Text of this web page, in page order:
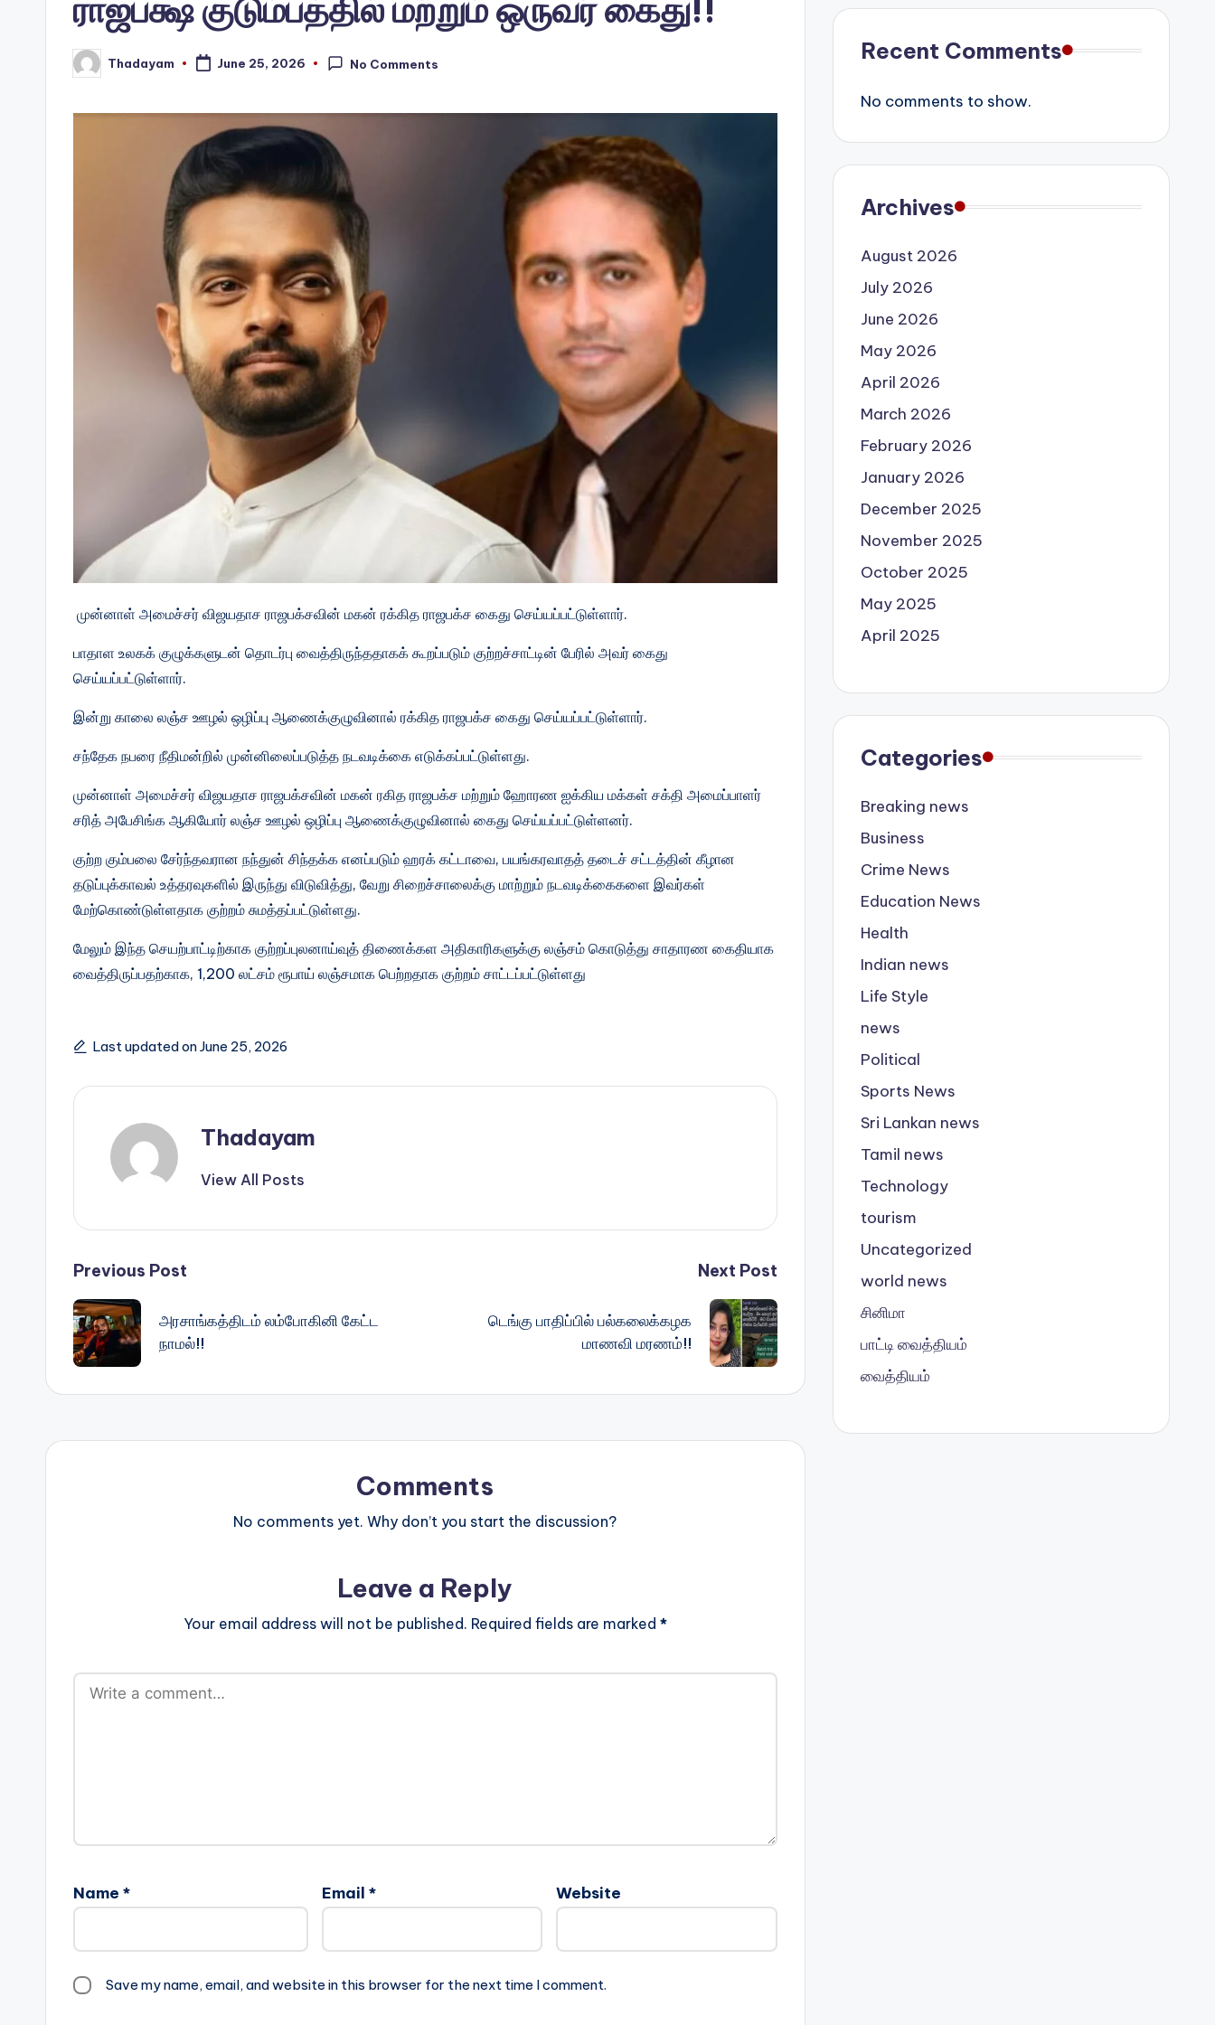
ராஜபக்ஷ குடும்பத்தில் மற்றும் ஒருவர் கைது!!
Posted
by
Thadayam June 25, 2026 No Comments
முன்னாள் அமைச்சர் விஜயதாச ராஜபக்சவின் மகன் ரக்கித ராஜபக்ச கைது செய்யப்பட்டுள்ளார்.
பாதாள உலகக் குழுக்களுடன் தொடர்பு வைத்திருந்ததாகக் கூறப்படும் குற்றச்சாட்டின் பேரில் அவர் கைது
செய்யப்பட்டுள்ளார்.
இன்று காலை லஞ்ச ஊழல் ஒழிப்பு ஆணைக்குழுவினால் ரக்கித ராஜபக்ச கைது செய்யப்பட்டுள்ளார்.
சந்தேக நபரை நீதிமன்றில் முன்னிலைப்படுத்த நடவடிக்கை எடுக்கப்பட்டுள்ளது.
முன்னாள் அமைச்சர் விஜயதாச ராஜபக்சவின் மகன் ரகித ராஜபக்ச மற்றும் ஹோரண ஐக்கிய மக்கள் சக்தி அமைப்பாளர்
சரித் அபேசிங்க ஆகியோர் லஞ்ச ஊழல் ஒழிப்பு ஆணைக்குழுவினால் கைது செய்யப்பட்டுள்ளனர்.
குற்ற கும்பலை சேர்ந்தவரான நந்துன் சிந்தக்க எனப்படும் ஹரக் கட்டாவை, பயங்கரவாதத் தடைச் சட்டத்தின் கீழான
தடுப்புக்காவல் உத்தரவுகளில் இருந்து விடுவித்து, வேறு சிறைச்சாலைக்கு மாற்றும் நடவடிக்கைகளை இவர்கள்
மேற்கொண்டுள்ளதாக குற்றம் சுமத்தப்பட்டுள்ளது.
மேலும் இந்த செயற்பாட்டிற்காக குற்றப்புலனாய்வுத் திணைக்கள அதிகாரிகளுக்கு லஞ்சம் கொடுத்து சாதாரண கைதியாக
வைத்திருப்பதற்காக, 1,200 லட்சம் ரூபாய் லஞ்சமாக பெற்றதாக குற்றம் சாட்டப்பட்டுள்ளது
Last updated on June 25, 2026
Thadayam
View All Posts
Post
navigation
Previous Post
அரசாங்கத்திடம் லம்போகினி கேட்ட
நாமல்!!
Next Post
டெங்கு பாதிப்பில் பல்கலைக்கழக
மாணவி மரணம்!!
Comments
No comments yet. Why don’t you start the discussion?
Leave a Reply
Your email address will not be published. Required fields are marked *
Name * Email * Website
Save my name, email, and website in this browser for the next time I comment.
Recent Comments
No comments to show.
Archives
August 2026
July 2026
June 2026
May 2026
April 2026
March 2026
February 2026
January 2026
December 2025
November 2025
October 2025
May 2025
April 2025
Categories
Breaking news
Business
Crime News
Education News
Health
Indian news
Life Style
news
Political
Sports News
Sri Lankan news
Tamil news
Technology
tourism
Uncategorized
world news
சினிமா
பாட்டி வைத்தியம்
வைத்தியம்